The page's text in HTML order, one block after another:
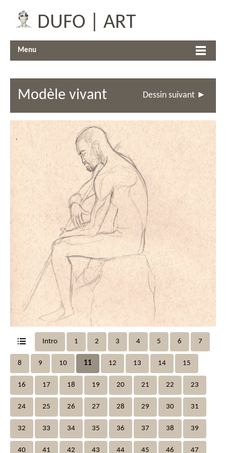
DUFO | ART
Menu
Dessin suivant ►
Modèle vivant
Intro 1 2 3 4 5 6 7
8 9 10 11 12 13 14 15
16 17 18 19 20 21 22 23
24 25 26 27 28 29 30 31
32 33 34 35 36 37 38 39
40 41 42 43 44 45 46 47